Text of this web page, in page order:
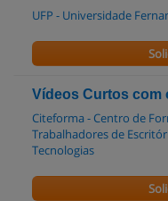
UFP - Universidade
Vídeos Curtos com
Citeforma - Centro de
Trabalhadores de
Tecnologias